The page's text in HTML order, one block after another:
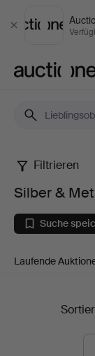
Schließen
Silber
Metall
bei
Filtrieren
Silber &
Suche
Laufende
Endpreise